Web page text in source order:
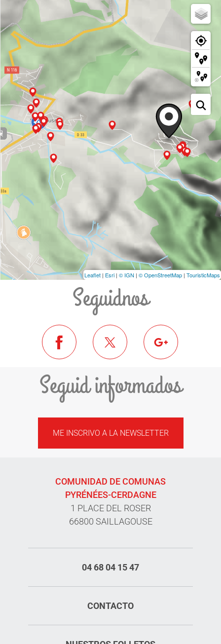
Leaflet | Esri | © IGN | © OpenStreetMap | TouristicMaps
Seguidnos
Seguid informados
ME INSCRIVO A LA NEWSLETTER
COMUNIDAD DE COMUNAS
PYRÉNÉES-CERDAGNE
1 PLACE DEL ROSER
66800 SAILLAGOUSE
04 68 04 15 47
CONTACTO